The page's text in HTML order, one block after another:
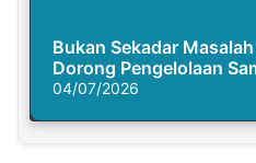
Bukan Sekadar
Dorong Pengelolaan
Solusi Krisis Iklim
04/07/2026